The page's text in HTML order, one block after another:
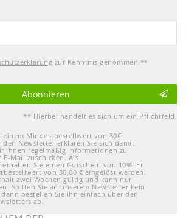
zur Kenntnis genommen.**
Abonnieren
** Hierbei handelt es sich um ein Pflichtfeld.
Mindestbestellwert von 30€.
Newsletter erklären Sie sich damit
Ihnen regelmäßig Informationen zu
Mail zuschicken. Als
Sie einen Gutschein von 10%. Er
von 30,00 € eingelöst werden.
zwei Wochen gültig und kann nur
Sollten Sie an unserem Newsletter kein
bestellen Sie ihn einfach über den
ab.